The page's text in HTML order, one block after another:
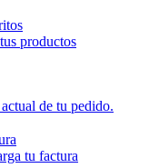
productos
de tu pedido.
tu factura